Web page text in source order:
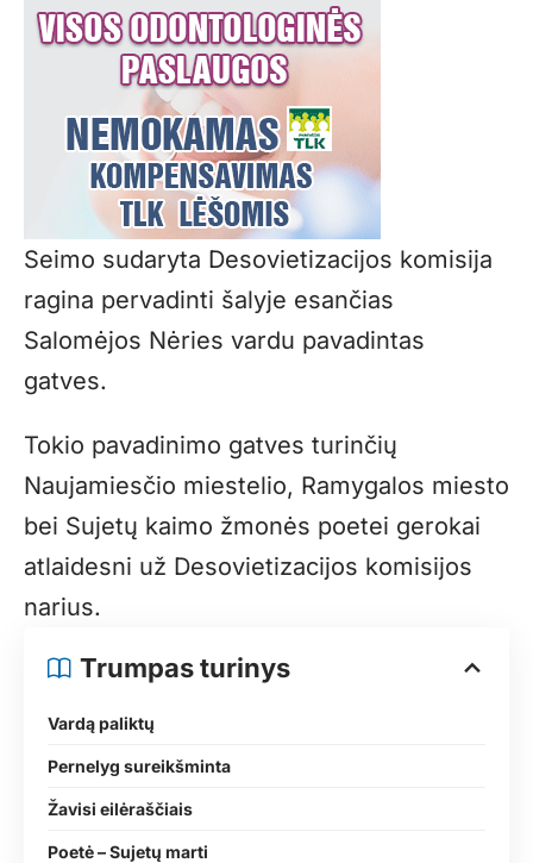
Seimo sudaryta Desovietizacijos komisija
ragina pervadinti šalyje esančias
Salomėjos Nėries vardu pavadintas
gatves.
Tokio pavadinimo gatves turinčių
Naujamiesčio miestelio, Ramygalos miesto
bei Sujetų kaimo žmonės poetei gerokai
atlaidesni už Desovietizacijos komisijos
narius.
Trumpas turinys
Vardą paliktų
Pernelyg sureikšminta
Žavisi eilėraščiais
Poetė – Sujetų marti